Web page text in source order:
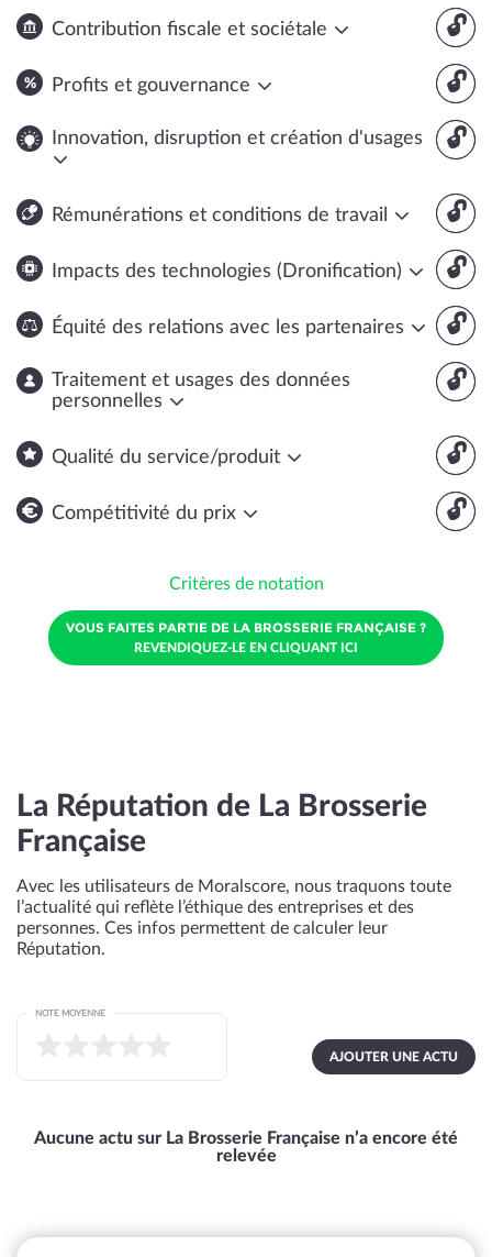
🔓
Contribution fiscale et sociétale
🔓
Profits et gouvernance
🔓
Innovation, disruption et création d'usages
🔓
Rémunérations et conditions de travail
🔓
Impacts des technologies (Dronification)
🔓
Équité des relations avec les partenaires
🔓
Traitement et usages des données
personnelles
🔓
Qualité du service/produit
🔓
Compétitivité du prix
Critères de notation
VOUS FAITES PARTIE DE LA BROSSERIE FRANÇAISE ?
REVENDIQUEZ-LE EN CLIQUANT ICI
La Réputation de La Brosserie
Française
Avec les utilisateurs de Moralscore, nous traquons toute
l’actualité qui reflète l’éthique des entreprises et des
personnes. Ces infos permettent de calculer leur
Réputation.
AJOUTER UNE ACTU
NOTE MOYENNE
Aucune actu sur La Brosserie Française n’a encore été
relevée